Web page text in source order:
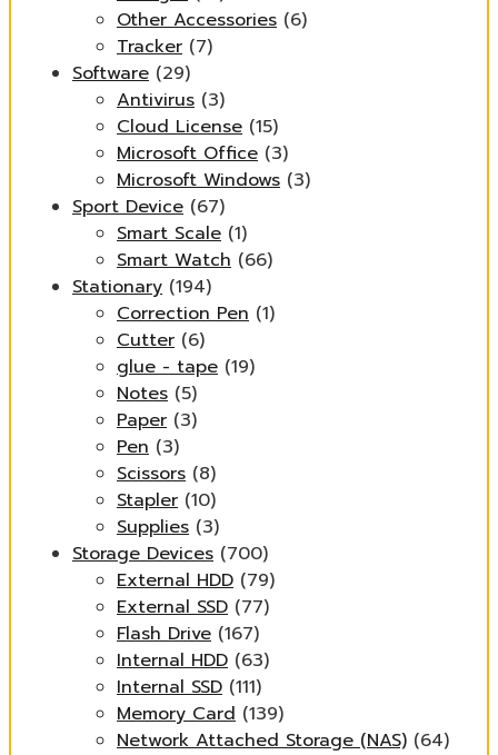
Other Accessories (6)
Tracker (7)
Software (29)
Antivirus (3)
Cloud License (15)
Microsoft Office (3)
Microsoft Windows (3)
Sport Device (67)
Smart Scale (1)
Smart Watch (66)
Stationary (194)
Correction Pen (1)
Cutter (6)
glue - tape (19)
Notes (5)
Paper (3)
Pen (3)
Scissors (8)
Stapler (10)
Supplies (3)
Storage Devices (700)
External HDD (79)
External SSD (77)
Flash Drive (167)
Internal HDD (63)
Internal SSD (111)
Memory Card (139)
Network Attached Storage (NAS) (64)